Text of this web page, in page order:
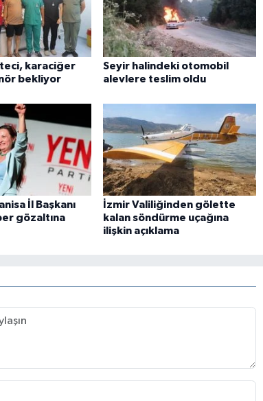
karaciğer
bekliyor
Seyir halindeki otomobil
alevlere teslim oldu
İl Başkanı
gözaltına
İzmir Valiliğinden gölette
kalan söndürme uçağına
ilişkin açıklama